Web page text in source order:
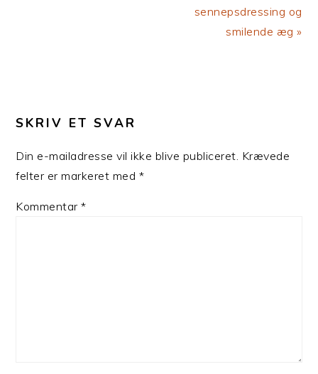
sennepsdressing og
smilende æg »
SKRIV ET SVAR
Din e-mailadresse vil ikke blive publiceret. Krævede
felter er markeret med *
Kommentar*